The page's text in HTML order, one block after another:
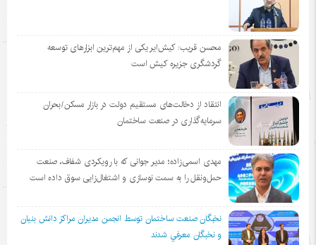
محسن قریب: کیش‌ایر یکی از مهم‌ترین ابزارهای توسعه
گردشگری جزیره کیش است
انتقاد از دخالت‌های مستقیم دولت در بازار مسکن/بحران
سرمایه‌گذاری در صنعت ساختمان
مهدی اسمی‌زاده؛ مدیر جوانی که با رویکردی شفاف، صنعت
حمل‌ونقل را به سمت نوسازی و اشتغال‌زایی سوق داده است
نخبگان صنعت ساختمان توسط انجمن مديران مراكز دانش بنيان
و نخبگان معرفي شدند